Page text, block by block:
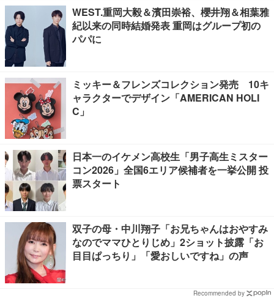
WEST.重岡大毅＆濱田崇裕、櫻井翔＆相葉雅
紀以来の同時結婚発表 重岡はグループ初の
パパに
ミッキー＆フレンズコレクション発売 10キ
ャラクターでデザイン「AMERICAN HOLI
C」
日本一のイケメン高校生「男子高生ミスター
コン2026」全国6エリア候補者を一挙公開 投
票スタート
双子の母・中川翔子「お兄ちゃんはおやすみ
なのでママひとりじめ」2ショット披露「お
目目ぱっちり」「愛おしいですね」の声
Recommended by